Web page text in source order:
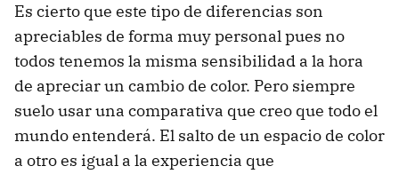
Es cierto que este tipo de diferencias son
apreciables de forma muy personal pues no
todos tenemos la misma sensibilidad a la hora
de apreciar un cambio de color. Pero siempre
suelo usar una comparativa que creo que todo el
mundo entenderá. El salto de un espacio de color
a otro es igual a la experiencia que